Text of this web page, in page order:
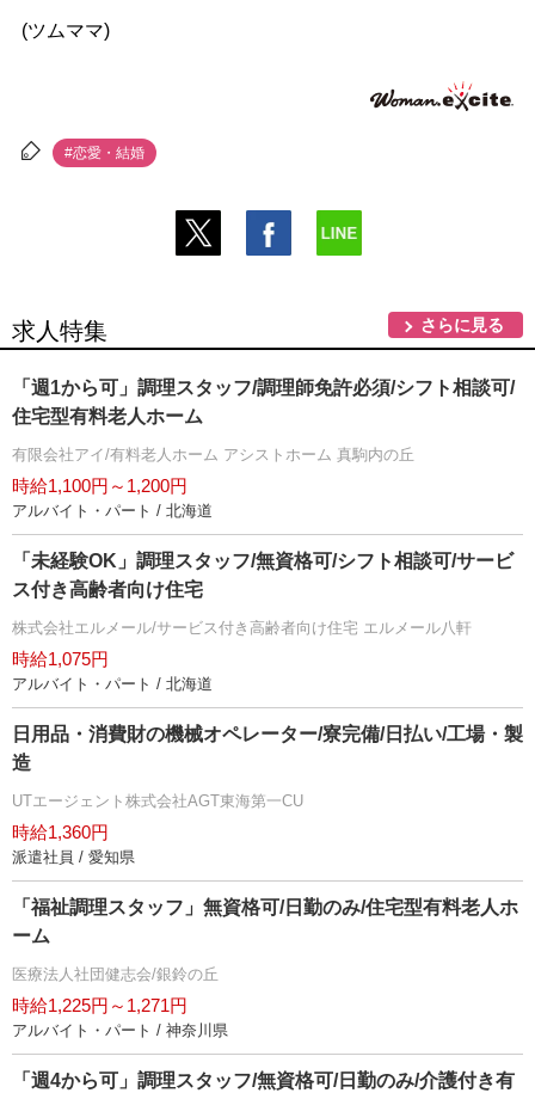
(ツムママ)
#恋愛・結婚
求人特集 さらに見る
「週1から可」調理スタッフ/調理師免許必須/シフト相談可/
住宅型有料老人ホーム
有限会社アイ/有料老人ホーム アシストホーム 真駒内の丘
時給1,100円～1,200円
アルバイト・パート / 北海道
「未経験OK」調理スタッフ/無資格可/シフト相談可/サービ
ス付き高齢者向け住宅
株式会社エルメール/サービス付き高齢者向け住宅 エルメール八軒
時給1,075円
アルバイト・パート / 北海道
日用品・消費財の機械オペレーター/寮完備/日払い/工場・製
造
UTエージェント株式会社AGT東海第一CU
時給1,360円
派遣社員 / 愛知県
「福祉調理スタッフ」無資格可/日勤のみ/住宅型有料老人ホ
ーム
医療法人社団健志会/銀鈴の丘
時給1,225円～1,271円
アルバイト・パート / 神奈川県
「週4から可」調理スタッフ/無資格可/日勤のみ/介護付き有